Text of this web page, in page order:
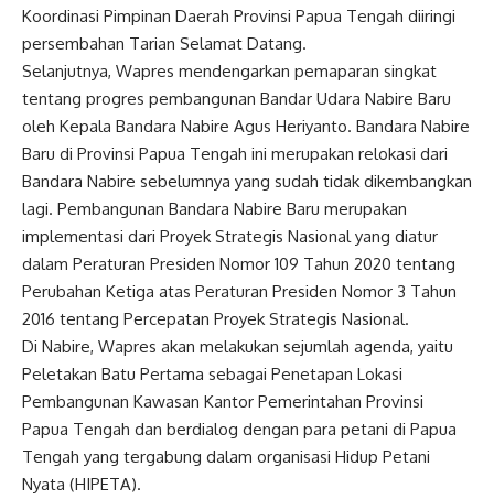
Koordinasi Pimpinan Daerah Provinsi Papua Tengah diiringi
persembahan Tarian Selamat Datang.
Selanjutnya, Wapres mendengarkan pemaparan singkat
tentang progres pembangunan Bandar Udara Nabire Baru
oleh Kepala Bandara Nabire Agus Heriyanto. Bandara Nabire
Baru di Provinsi Papua Tengah ini merupakan relokasi dari
Bandara Nabire sebelumnya yang sudah tidak dikembangkan
lagi. Pembangunan Bandara Nabire Baru merupakan
implementasi dari Proyek Strategis Nasional yang diatur
dalam Peraturan Presiden Nomor 109 Tahun 2020 tentang
Perubahan Ketiga atas Peraturan Presiden Nomor 3 Tahun
2016 tentang Percepatan Proyek Strategis Nasional.
Di Nabire, Wapres akan melakukan sejumlah agenda, yaitu
Peletakan Batu Pertama sebagai Penetapan Lokasi
Pembangunan Kawasan Kantor Pemerintahan Provinsi
Papua Tengah dan berdialog dengan para petani di Papua
Tengah yang tergabung dalam organisasi Hidup Petani
Nyata (HIPETA).